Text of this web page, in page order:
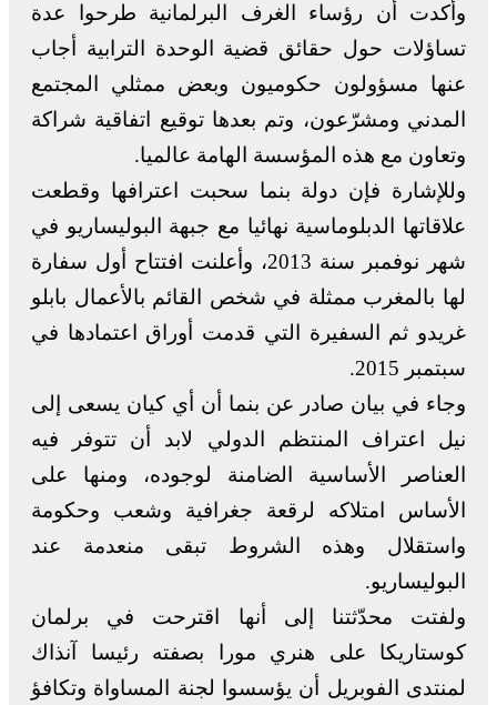
وأكدت أن رؤساء الغرف البرلمانية طرحوا عدة
تساؤلات حول حقائق قضية الوحدة الترابية أجاب
عنها مسؤولون حكوميون وبعض ممثلي المجتمع
المدني ومشرّعون، وتم بعدها توقيع اتفاقية شراكة
وتعاون مع هذه المؤسسة الهامة عالميا.
وللإشارة فإن دولة بنما سحبت اعترافها وقطعت
علاقاتها الدبلوماسية نهائيا مع جبهة البوليساريو في
شهر نوفمبر سنة 2013، وأعلنت افتتاح أول سفارة
لها بالمغرب ممثلة في شخص القائم بالأعمال بابلو
غريدو ثم السفيرة التي قدمت أوراق اعتمادها في
سبتمبر 2015.
وجاء في بيان صادر عن بنما أن أي كيان يسعى إلى
نيل اعتراف المنتظم الدولي لابد أن تتوفر فيه
العناصر الأساسية الضامنة لوجوده، ومنها على
الأساس امتلاكه لرقعة جغرافية وشعب وحكومة
واستقلال وهذه الشروط تبقى منعدمة عند
البوليساريو.
ولفتت محدّثتنا إلى أنها اقترحت في برلمان
كوستاريكا على هنري مورا بصفته رئيسا آنذاك
لمنتدى الفوبريل أن يؤسسوا لجنة المساواة وتكافؤ